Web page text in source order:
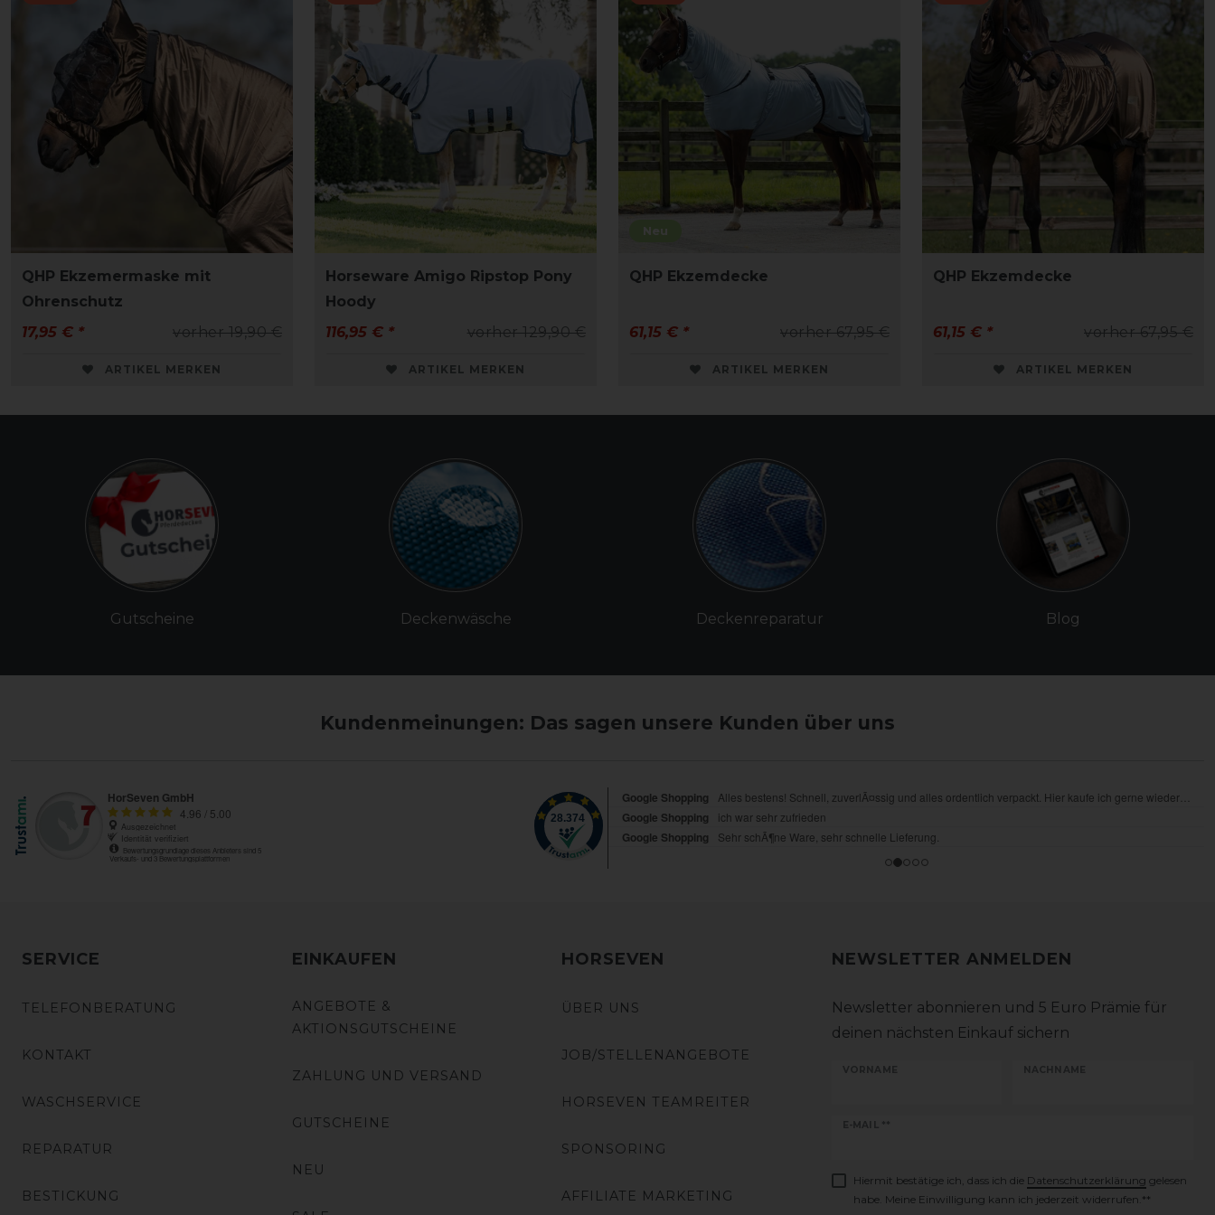
QHP Ekzemermaske mit
Ohrenschutz
vorher 19,90 €
17,95 € *
ARTIKEL MERKEN
Horseware Amigo Ripstop Pony
Hoody
vorher 129,90 €
116,95 € *
ARTIKEL MERKEN
Neu
QHP Ekzemdecke
vorher 67,95 €
61,15 € *
ARTIKEL MERKEN
QHP Ekzemdecke
vorher 67,95 €
61,15 € *
ARTIKEL MERKEN
Gutscheine Deckenwäsche Deckenreparatur Blog
Kundenmeinungen: Das sagen unsere Kunden über uns
SERVICE
TELEFONBERATUNG
KONTAKT
WASCHSERVICE
REPARATUR
BESTICKUNG
EINKAUFEN
ANGEBOTE &
AKTIONSGUTSCHEINE
ZAHLUNG UND VERSAND
GUTSCHEINE
NEU
HORSEVEN
ÜBER UNS
JOB/STELLENANGEBOTE
HORSEVEN TEAMREITER
SPONSORING
AFFILIATE MARKETING
NEWSLETTER ANMELDEN
Newsletter abonnieren und 5 Euro Prämie für
deinen nächsten Einkauf sichern
VORNAME NACHNAME
E-MAIL **
Newsletter
Hiermit bestätige ich, dass ich die Daten­schutz­erklärung gelesen
habe. Meine Einwilligung kann ich jederzeit widerrufen.**